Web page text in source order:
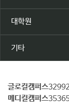
대학원
기타
건
양
글로컬캠퍼스
메디컬캠퍼스